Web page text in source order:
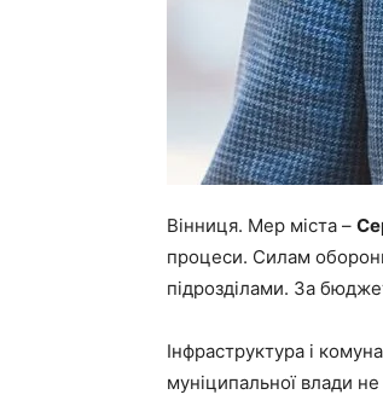
Вінниця. Мер міста –
процеси. Силам оборони
підрозділами. За
Інфраструктура і
муніципальної влади